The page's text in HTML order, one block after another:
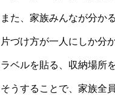
また、家族みんなが分か
片づけ方が一人にしか分
ラベルを貼る、収納場所
そうすることで、家族全